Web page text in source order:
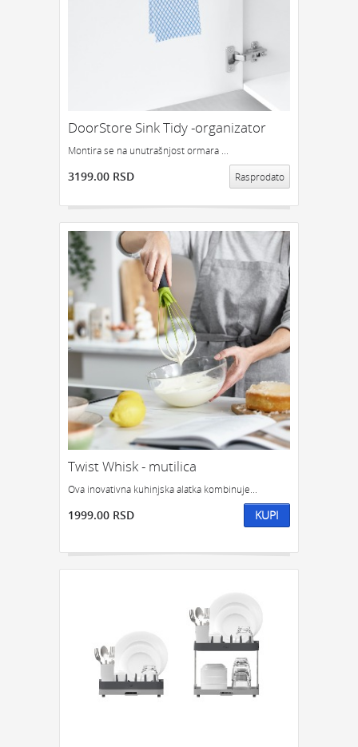
DoorStore Sink Tidy -organizator
Montira se na unutrašnjost ormara ...
3199.00 RSD Rasprodato
Twist Whisk - mutilica
Ova inovativna kuhinjska alatka kombinuje...
1999.00 RSD KUPI